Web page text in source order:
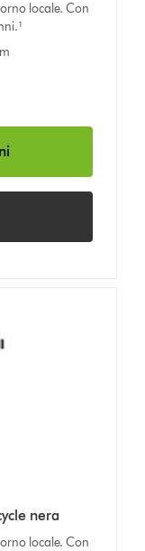
locale. Con
nera
locale. Con